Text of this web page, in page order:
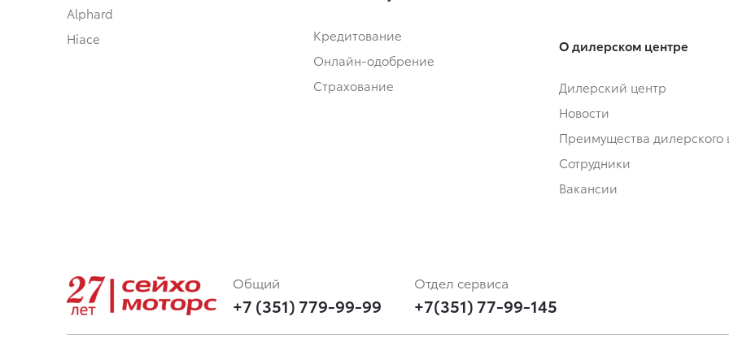
Alphard
Hiace
Кредитование
Онлайн-одобрение
Страхование
О дилерском центре
Дилерский центр
Новости
Преимущества дилерского
Сотрудники
Вакансии
Общий
+7 (351) 779-99-99
Отдел сервиса
+7(351) 77-99-145